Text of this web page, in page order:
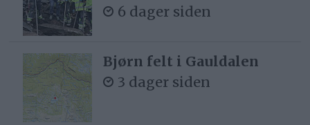
6 dager siden
Bjørn felt i Gauldalen
3 dager siden